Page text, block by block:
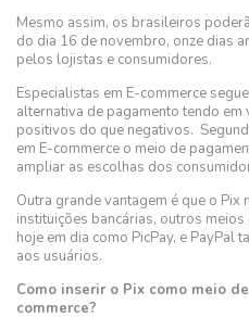
Mesmo assim, os brasileiros
do dia 16 de novembro, onze dias
pelos lojistas e consumidores.
Especialistas em E-commerce
alternativa de pagamento tendo
positivos do que negativos.
em E-commerce o meio de
ampliar as escolhas dos
Outra grande vantagem é que o
instituições bancárias, outros
hoje em dia como PicPay, e PayPal
aos usuários.
Como inserir o Pix como meio
commerce?